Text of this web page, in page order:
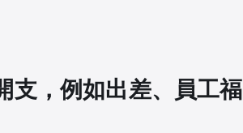
支，例如出差、員工福